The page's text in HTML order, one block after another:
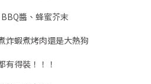
醬、蜂蜜芥末
炸蝦煮烤肉還是大熱狗
有得裝！！！